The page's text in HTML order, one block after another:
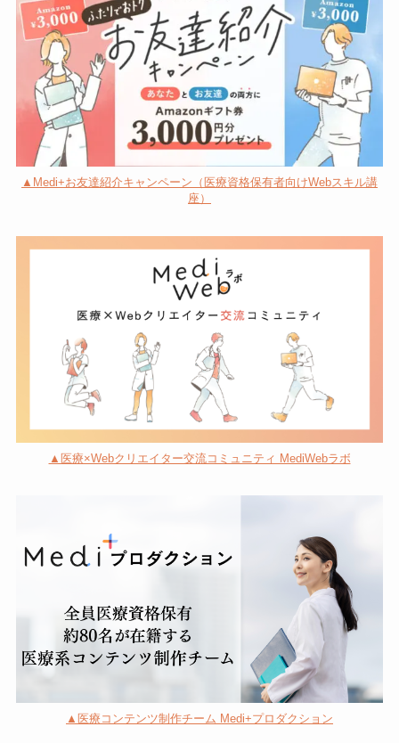
▲Medi+お友達紹介キャンペーン（医療資格保有者向けWebスキル講
座）
▲医療×Webクリエイター交流コミュニティ MediWebラボ
▲医療コンテンツ制作チーム Medi+プロダクション